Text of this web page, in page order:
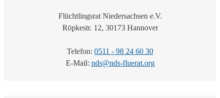
Flüchtlingsrat Niedersachsen e.V.
Röpkestr. 12, 30173 Hannover
Telefon: 0511 - 98 24 60 30
E-Mail: nds@nds-fluerat.org